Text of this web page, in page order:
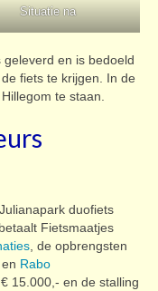
Situatie na
en is bedoeld
fiets te krijgen. In de
te staan.
duofiets
Fietsmaatjes
, de opbrengsten
Rabo
€ 15.000,- en de stalling